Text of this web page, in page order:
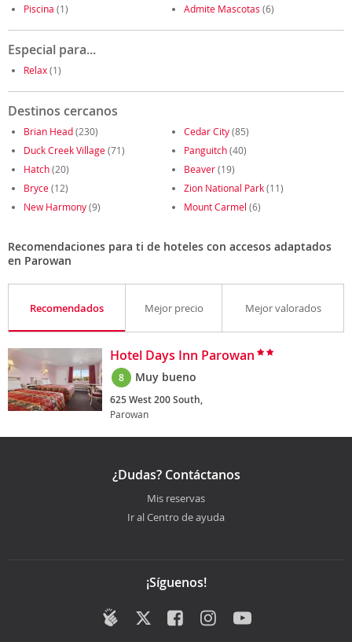
Piscina (1) Admite Mascotas (6)
Especial para...
Relax(1)
Destinos cercanos
Brian Head(230) Cedar City(85)
Duck Creek Village(71) Panguitch(40)
Hatch(20) Beaver(19)
Bryce(12) Zion National Park(11)
New Harmony(9) Mount Carmel (6)
Recomendaciones para ti de hoteles con accesos adaptados
en Parowan
Recomendados Mejor precio Mejor valorados
Hotel Days Inn Parowan
8 Muy bueno
625 West 200 South,
Parowan
¿Dudas? Contáctanos
Mis reservas
Ir al Centro de ayuda
¡Síguenos!